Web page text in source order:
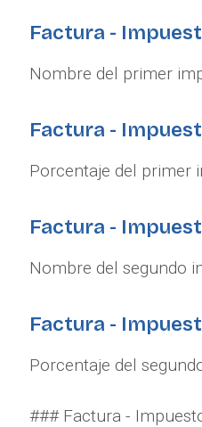
Factura -
Nombre del primer
Factura -
Porcentaje del primer
Factura -
Nombre del segundo
Factura -
Porcentaje del
### Factura -